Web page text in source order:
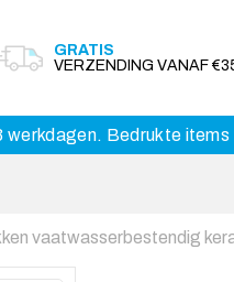
GRATIS
VERZENDING VANAF
Bedrukte
vaatwasserbestendig